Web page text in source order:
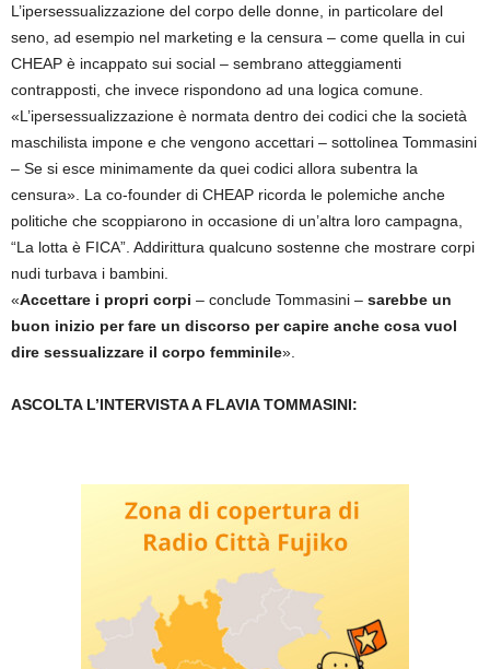
L’ipersessualizzazione del corpo delle donne, in particolare del
seno, ad esempio nel marketing e la censura – come quella in cui
CHEAP è incappato sui social – sembrano atteggiamenti
contrapposti, che invece rispondono ad una logica comune.
«L’ipersessualizzazione è normata dentro dei codici che la società
maschilista impone e che vengono accettari – sottolinea Tommasini
– Se si esce minimamente da quei codici allora subentra la
censura». La co-founder di CHEAP ricorda le polemiche anche
politiche che scoppiarono in occasione di un’altra loro campagna,
“La lotta è FICA”. Addirittura qualcuno sostenne che mostrare corpi
nudi turbava i bambini.
«Accettare i propri corpi – conclude Tommasini – sarebbe un
buon inizio per fare un discorso per capire anche cosa vuol
dire sessualizzare il corpo femminile».
ASCOLTA L’INTERVISTA A FLAVIA TOMMASINI: